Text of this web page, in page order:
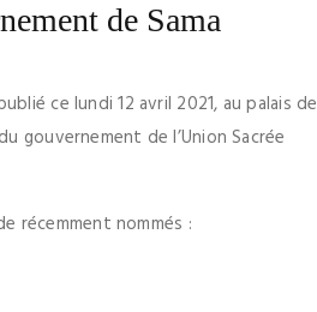
de Sama
ce lundi 12 avril 2021, au palais de
gouvernement de l’Union Sacrée
récemment nommés :